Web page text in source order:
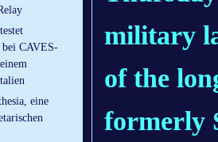
CAVES-
eine
military
of the
formerly